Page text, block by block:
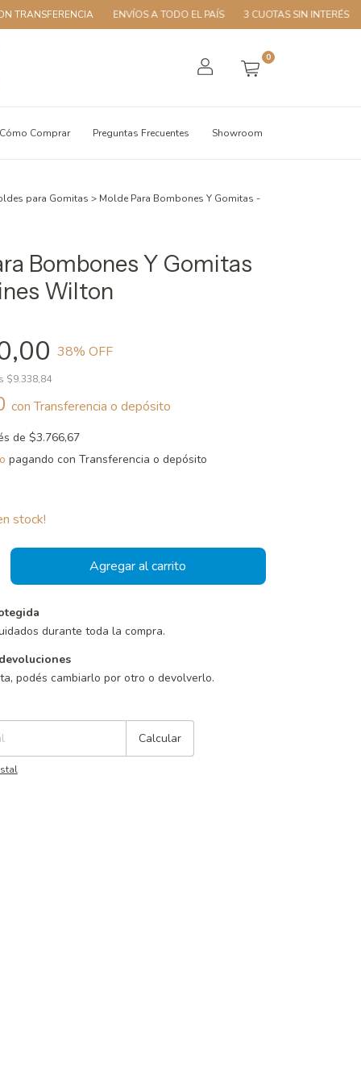
ENVÍOS A TODO EL PAÍS 3 CUOTAS SIN INTERÉS
0
Cómo Comprar Preguntas Frecuentes Showroom
para Gomitas > Molde Para Bombones Y Gomitas -
Bombones Y Gomitas
Wilton
38% OFF
$9.338,84
con Transferencia o depósito
de $3.766,67
pagando con Transferencia o depósito
stock!
durante toda la compra.
podés cambiarlo por otro o devolverlo.
Calcular